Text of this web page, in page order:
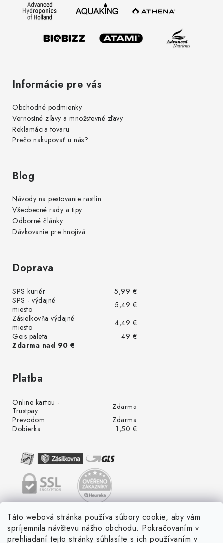
Táto webová stránka používa súbory cookie, aby vám
spríjemnila návštevu nášho obchodu. Pokračovaním v
prehliadaní tejto stránky súhlasíte s ich používaním v
Informácie pre vás
Obchodné podmienky
Vernostné zľavy a množstevné zľavy
Reklamácia tovaru
Prečo nakupovať u nás?
Blog
Návody na pestovanie rastlín
Všeobecné rady a tipy
Odborné články
Dávkovanie pre hnojivá
Doprava
SPS kuriér
5,99 €
SPS - výdajné
miesto
5,49 €
Zásielkovňa výdajné
miesto
4,49 €
Geis paleta
49 €
Zdarma nad 90 €
Platba
Online kartou -
Trustpay
Zdarma
Prevodom
Zdarma
Dobierka
1,50 €